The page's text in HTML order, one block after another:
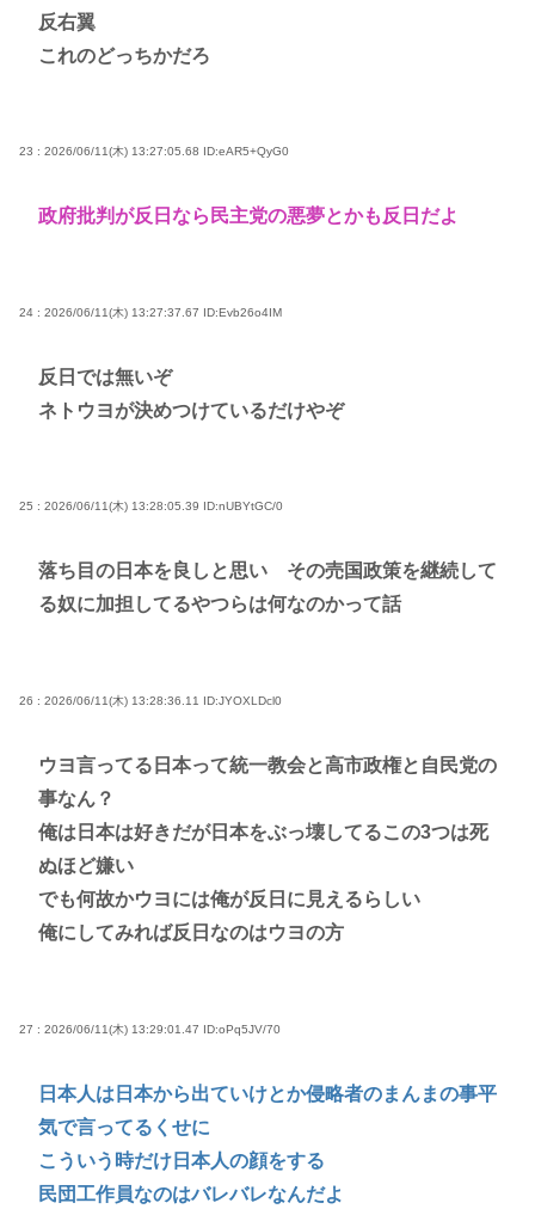
反右翼
これのどっちかだろ
23 : 2026/06/11(木) 13:27:05.68 ID:eAR5+QyG0
政府批判が反日なら民主党の悪夢とかも反日だよ
24 : 2026/06/11(木) 13:27:37.67 ID:Evb26o4IM
反日では無いぞ
ネトウヨが決めつけているだけやぞ
25 : 2026/06/11(木) 13:28:05.39 ID:nUBYtGC/0
落ち目の日本を良しと思い その売国政策を継続して
る奴に加担してるやつらは何なのかって話
26 : 2026/06/11(木) 13:28:36.11 ID:JYOXLDcl0
ウヨ言ってる日本って統一教会と高市政権と自民党の
事なん？
俺は日本は好きだが日本をぶっ壊してるこの3つは死
ぬほど嫌い
でも何故かウヨには俺が反日に見えるらしい
俺にしてみれば反日なのはウヨの方
27 : 2026/06/11(木) 13:29:01.47 ID:oPq5JV/70
日本人は日本から出ていけとか侵略者のまんまの事平
気で言ってるくせに
こういう時だけ日本人の顔をする
民団工作員なのはバレバレなんだよ